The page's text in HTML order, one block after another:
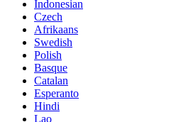
Indonesian
Czech
Afrikaans
Swedish
Polish
Basque
Catalan
Esperanto
Hindi
Lao